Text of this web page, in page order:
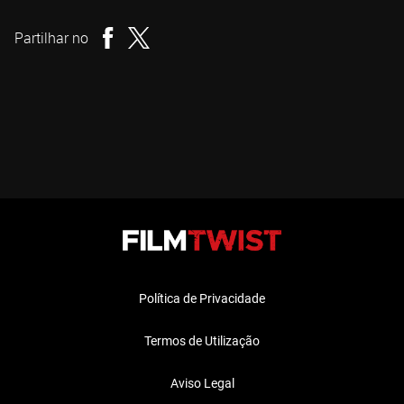
Partilhar no
Política de Privacidade
Termos de Utilização
Aviso Legal